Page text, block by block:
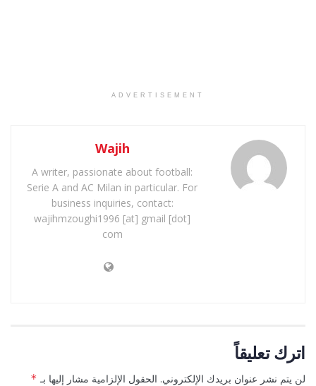
ADVERTISEMENT
Wajih
A writer, passionate about football:
Serie A and AC Milan in particular. For
business inquiries, contact:
wajihmzoughi1996 [at] gmail [dot]
com
اترك تعليقاً
لن يتم نشر عنوان بريدك الإلكتروني. الحقول الإلزامية مشار إليها بـ *